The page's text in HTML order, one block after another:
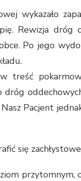
wykazało
Rewizja dróg
Po jego
treść
dróg
Pacjent
się
przytomnym,